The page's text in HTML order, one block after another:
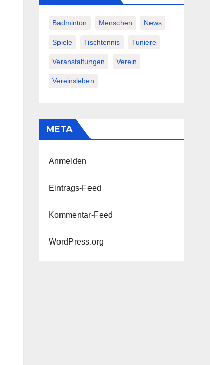
Badminton Menschen News
Spiele Tischtennis Tuniere
Veranstaltungen Verein
Vereinsleben
META
Anmelden
Eintrags-Feed
Kommentar-Feed
WordPress.org